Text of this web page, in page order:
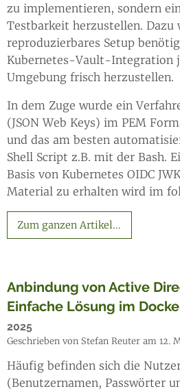
zu implementieren, sondern
Testbarkeit herzustellen. Dazu
reproduzierbares Setup
Kubernetes-Vault-Integration
Umgebung frisch herzustellen.
In dem Zuge wurde ein
(JSON Web Keys) im PEM
und das am besten
Shell Script z.B. mit der Bash.
Basis von Kubernetes OIDC
Material zu erhalten wird im
Zum ganzen Artikel...
Anbindung von Active
Einfache Lösung im
2025
Geschrieben von Stefan Reuter am 12.
Häufig befinden sich die
(Benutzernamen, Passwörter